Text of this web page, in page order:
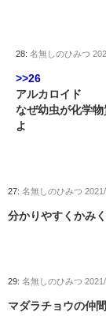
28: 名無しのひみつ
>>26
アルカロイド
なぜ幼虫が化学
よ
27: 名無しのひみつ
分かりやすくかみ
29: 名無しのひみつ
マダラチョウの仲間